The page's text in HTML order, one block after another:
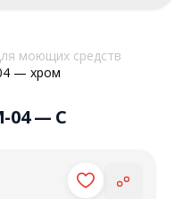
моющих средств
— хром
04 — C